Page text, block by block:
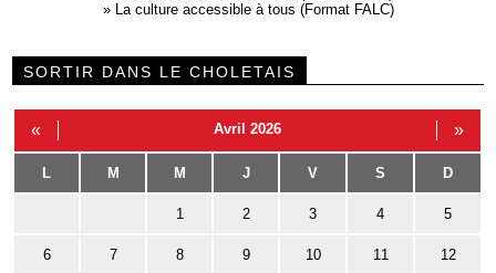
» La culture accessible à tous (Format FALC)
SORTIR DANS LE CHOLETAIS
« Avril 2026 »
L M M J V S D
1 2 3 4 5
6 7 8 9 10 11 12